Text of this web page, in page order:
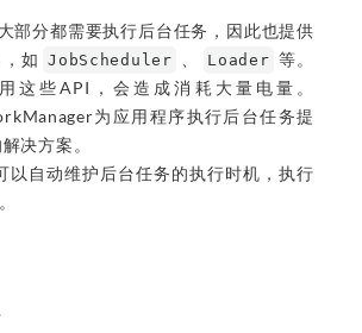
部分都需要执行后台任务，因此也提供
如
JobScheduler Loader 等。
这些API，会造成消耗大量电量。
为应用程序执行后台任务提
决方案。
以自动维护后台任务的执行时机，执行